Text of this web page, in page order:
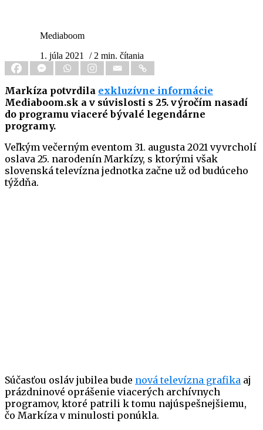
Mediaboom
1. júla 2021
/ 2 min. čítania
Markíza potvrdila exkluzívne informácie
Mediaboom.sk a v súvislosti s 25. výročím nasadí
do programu viaceré bývalé legendárne
programy.
Veľkým večerným eventom 31. augusta 2021 vyvrcholí
oslava 25. narodenín Markízy, s ktorými však
slovenská televízna jednotka začne už od budúceho
týždňa.
Súčasťou osláv jubilea bude nová televízna grafika aj
prázdninové oprášenie viacerých archívnych
programov, ktoré patrili k tomu najúspešnejšiemu,
čo Markíza v minulosti ponúkla.